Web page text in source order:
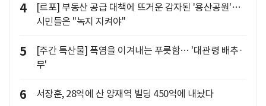
4
[르포] 부동산 공급 대책에 뜨거운 감자된 '용산공원'…
시민들은 "녹지 지켜야"
5
[주간 특산물] 폭염을 이겨내는 푸릇함… '대관령 배추·
무'
6 서장훈, 28억에 산 양재역 빌딩 450억에 내놨다